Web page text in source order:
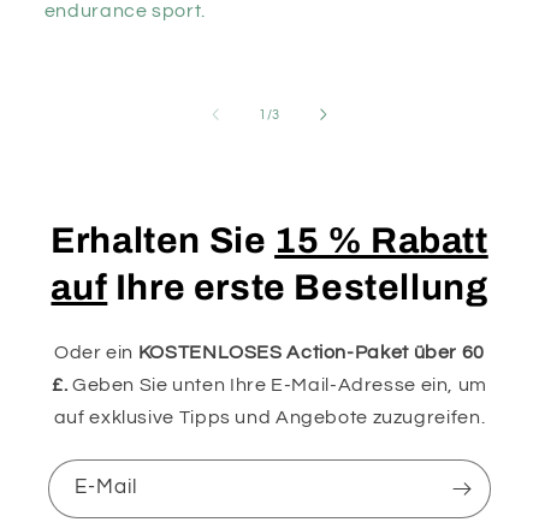
endurance sport.
1 /von
3
Erhalten Sie 15 % Rabatt
auf Ihre erste Bestellung
Oder ein KOSTENLOSES Action-Paket über 60
£. Geben Sie unten Ihre E-Mail-Adresse ein, um
auf exklusive Tipps und Angebote zuzugreifen.
E-Mail